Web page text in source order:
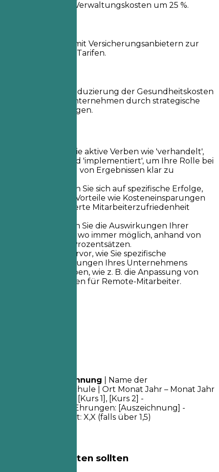
Reduzierung der Verwaltungskosten um 25 %.
Zusammenarbeit mit Versicherungsanbietern zur
Aushandlung von Tarifen.
Erzielung einer Reduzierung der Gesundheitskosten
um 15 % für das Unternehmen durch strategische
Anbieterbeziehungen.
Verwenden Sie aktive Verben wie 'verhandelt',
'optimiert' und 'implementiert', um Ihre Rolle bei
der Erzielung von Ergebnissen klar zu
Konzentrieren Sie sich auf spezifische Erfolge,
die greifbare Vorteile wie Kosteneinsparungen
oder verbesserte Mitarbeiterzufriedenheit
Quantifizieren Sie die Auswirkungen Ihrer
Handlungen, wo immer möglich, anhand von
Zahlen und Prozentsätzen.
Heben Sie hervor, wie Sie spezifische
Herausforderungen Ihres Unternehmens
bewältigt haben, wie z. B. die Anpassung von
Leistungplänen für Remote-Mitarbeiter.
Abschlussbezeichnung | Name der
Universität/Hochschule | Ort Monat Jahr – Monat Jahr
- Relevante Kurse: [Kurs 1], [Kurs 2] -
Auszeichnungen/Ehrungen: [Auszeichnung] -
Notendurchschnitt: X,X (falls über 1,5)
Worauf Sie achten sollten